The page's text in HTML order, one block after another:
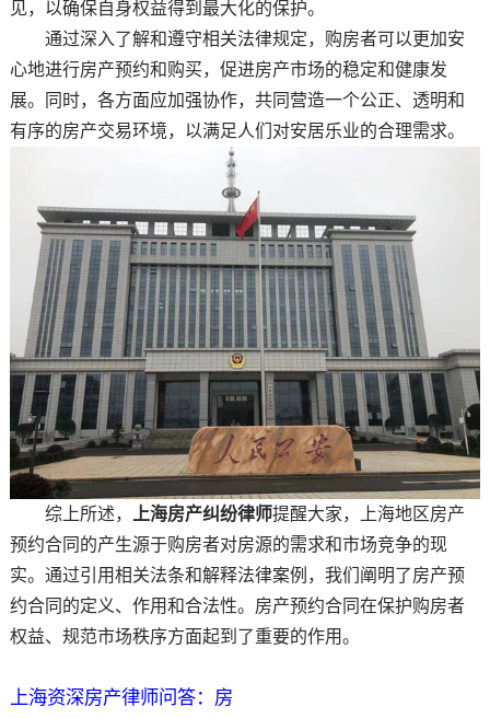
见，以确保自身权益得到最大化的保护。
通过深入了解和遵守相关法律规定，购房者可以更加安
心地进行房产预约和购买，促进房产市场的稳定和健康发
展。同时，各方面应加强协作，共同营造一个公正、透明和
有序的房产交易环境，以满足人们对安居乐业的合理需求。
综上所述， 上海房产纠纷律师提醒大家，上海地区房产
预约合同的产生源于购房者对房源的需求和市场竞争的现
实。通过引用相关法条和解释法律案例，我们阐明了房产预
约合同的定义、作用和合法性。房产预约合同在保护购房者
权益、规范市场秩序方面起到了重要的作用。
上海资深房产律师问答：房